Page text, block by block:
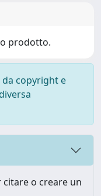
prodotto.
copyright e
o creare un